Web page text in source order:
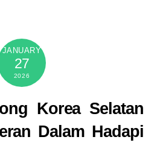
JANUARY
27
2026
Korea Selatan
Dalam Hadapi